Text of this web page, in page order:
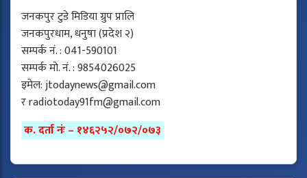
जनकपुर टुडे मिडिया ग्रुप प्रालि
जनकपुरधाम, धनुषा (प्रदेश २)
सम्पर्क नं. : 041-590101
सम्पर्क मो. नं. : 9854026025
इमेल:jtodaynews@gmail.com
रradiotoday91fm@gmail.com
क. दर्ता नंः – १४६२५२/०७२/०७३